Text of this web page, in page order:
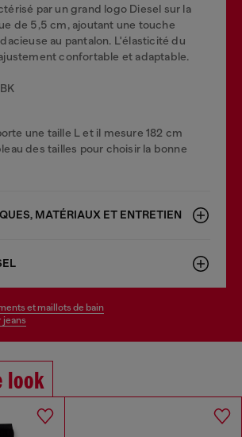
par un grand logo Diesel sur la
de 5,5 cm, ajoutant une touche
au pantalon. L'élasticité du
confortable et adaptable.
une taille L et il mesure 182 cm
des tailles pour choisir la bonne
MATÉRIAUX ET ENTRETIEN
et maillots de bain
jeans
look